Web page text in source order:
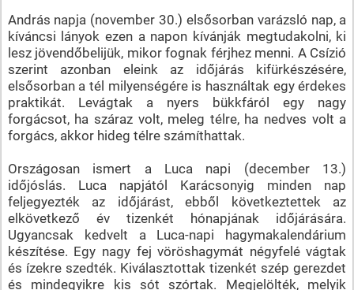
András napja (november 30.) elsősorban varázsló nap, a
kíváncsi lányok ezen a napon kívánják megtudakolni, ki
lesz jövendőbelijük, mikor fognak férjhez menni. A Csízió
szerint azonban eleink az időjárás kifürkészésére,
elsősorban a tél milyenségére is használtak egy érdekes
praktikát. Levágtak a nyers bükkfáról egy nagy
forgácsot, ha száraz volt, meleg télre, ha nedves volt a
forgács, akkor hideg télre számíthattak.
Országosan ismert a Luca napi (december 13.)
időjóslás. Luca napjától Karácsonyig minden nap
feljegyezték az időjárást, ebből következtettek az
elkövetkező év tizenkét hónapjának időjárására.
Ugyancsak kedvelt a Luca-napi hagymakalendárium
készítése. Egy nagy fej vöröshagymát négyfelé vágtak
és ízekre szedték. Kiválasztottak tizenkét szép gerezdet
és mindegyikre kis sót szórtak. Megjelölték, melyik